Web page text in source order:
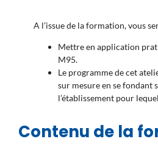
A l’issue de la formation, vous
Mettre en application
M95.
Le programme de cet
sur mesure en se fondant
l’établissement pour
Contenu de la